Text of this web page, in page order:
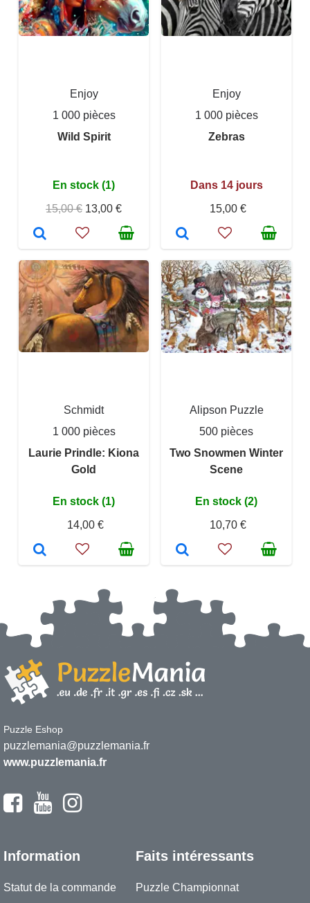
Enjoy
1 000 pièces
Wild Spirit
En stock (1)
15,00 € 13,00 €
Enjoy
1 000 pièces
Zebras
Dans 14 jours
15,00 €
Schmidt
1 000 pièces
Laurie Prindle: Kiona
Gold
En stock (1)
14,00 €
Alipson Puzzle
500 pièces
Two Snowmen Winter
Scene
En stock (2)
10,70 €
Puzzle Eshop
puzzlemania@puzzlemania.fr
www.puzzlemania.fr
Information
Statut de la commande
Faits intéressants
Puzzle Championnat